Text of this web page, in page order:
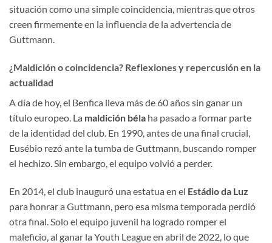
situación como una simple coincidencia, mientras que otros
creen firmemente en la influencia de la advertencia de
Guttmann.
¿Maldición o coincidencia? Reflexiones y repercusión en la
actualidad
A día de hoy, el Benfica lleva más de 60 años sin ganar un
título europeo. La maldición béla ha pasado a formar parte
de la identidad del club. En 1990, antes de una final crucial,
Eusébio rezó ante la tumba de Guttmann, buscando romper
el hechizo. Sin embargo, el equipo volvió a perder.
En 2014, el club inauguró una estatua en el Estádio da Luz
para honrar a Guttmann, pero esa misma temporada perdió
otra final. Solo el equipo juvenil ha logrado romper el
maleficio, al ganar la Youth League en abril de 2022, lo que